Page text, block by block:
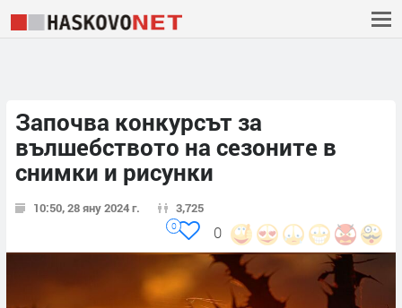
Започва конкурсът за
вълшебството на сезоните в
снимки и рисунки
10:50, 28 яну 2024 г. 3,725
0
0